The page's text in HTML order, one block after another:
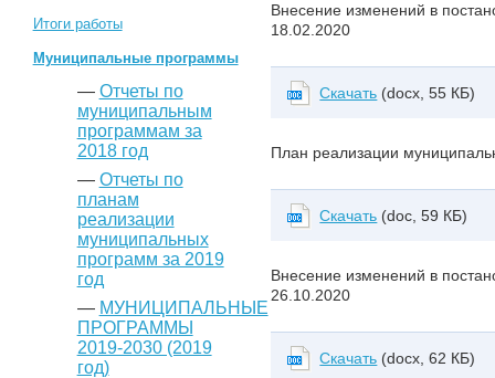
Итоги работы
Муниципальные программы
— Отчеты по
муниципальным
программам за
2018 год
— Отчеты по
планам
реализации
муниципальных
программ за 2019
год
— МУНИЦИПАЛЬНЫЕ
ПРОГРАММЫ
2019-2030 (2019
год)
Внесение изменений в
18.02.2020
Скачать (docx, 55 КБ)
План реализации
Скачать (doc, 59 КБ)
Внесение изменений в
26.10.2020
Скачать (docx, 62 КБ)